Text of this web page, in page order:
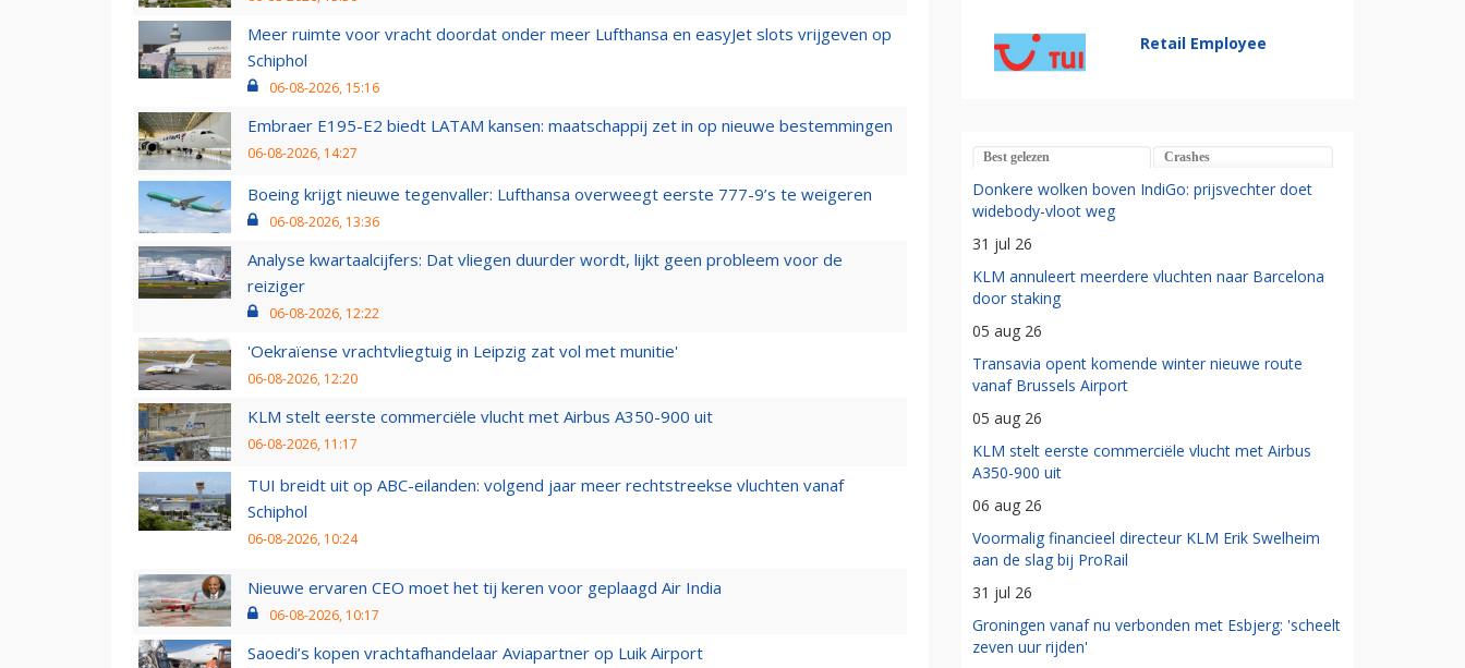
Meer ruimte voor vracht doordat onder meer Lufthansa en easyJet slots vrijgeven op
Schiphol
06-08-2026, 15:16
Embraer E195-E2 biedt LATAM kansen: maatschappij zet in op nieuwe bestemmingen
06-08-2026, 14:27
Boeing krijgt nieuwe tegenvaller: Lufthansa overweegt eerste 777-9’s te weigeren
06-08-2026, 13:36
Analyse kwartaalcijfers: Dat vliegen duurder wordt, lijkt geen probleem voor de
reiziger
06-08-2026, 12:22
'Oekraïense vrachtvliegtuig in Leipzig zat vol met munitie'
06-08-2026, 12:20
KLM stelt eerste commerciële vlucht met Airbus A350-900 uit
06-08-2026, 11:17
TUI breidt uit op ABC-eilanden: volgend jaar meer rechtstreekse vluchten vanaf
Schiphol
06-08-2026, 10:24
Nieuwe ervaren CEO moet het tij keren voor geplaagd Air India
06-08-2026, 10:17
Saoedi’s kopen vrachtafhandelaar Aviapartner op Luik Airport
Retail Employee
Best gelezen Crashes
Donkere wolken boven IndiGo: prijsvechter doet
widebody-vloot weg
31 jul 26
KLM annuleert meerdere vluchten naar Barcelona
door staking
05 aug 26
Transavia opent komende winter nieuwe route
vanaf Brussels Airport
05 aug 26
KLM stelt eerste commerciële vlucht met Airbus
A350-900 uit
06 aug 26
Voormalig financieel directeur KLM Erik Swelheim
aan de slag bij ProRail
31 jul 26
Groningen vanaf nu verbonden met Esbjerg: 'scheelt
zeven uur rijden'